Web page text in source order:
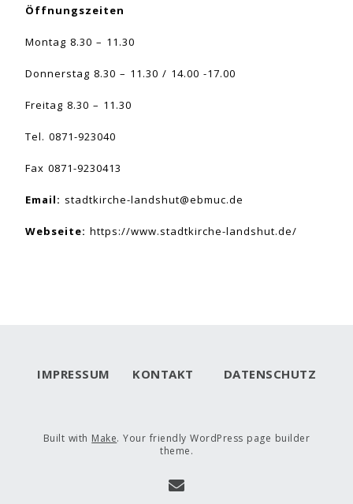
Öffnungszeiten
Montag 8.30 – 11.30
Donnerstag 8.30 – 11.30 / 14.00 -17.00
Freitag 8.30 – 11.30
Tel. 0871-923040
Fax 0871-9230413
Email: stadtkirche-landshut@ebmuc.de
Webseite: https://www.stadtkirche-landshut.de/
IMPRESSUM KONTAKT DATENSCHUTZ
Built with Make. Your friendly WordPress page builder
theme.